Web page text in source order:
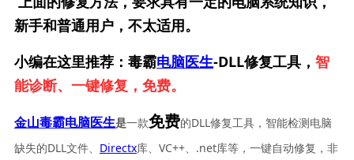
新手和普通用户，不太适用。
小编在这里推荐：毒霸电脑医生-DLL修复工具， 智
能诊断、一键修复，免费。
金山毒霸电脑医生是一款免费的DLL修复工具，智能检测电脑
缺失的DLL文件、 Directx库、VC++、.net库等，一键自动修复，非